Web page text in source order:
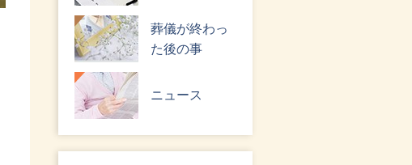
葬儀が終わっ
た後の事
ニュース